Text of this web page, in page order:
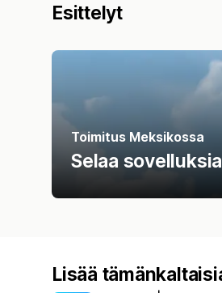
Esittelyt
Toimitus Meksikossa
Selaa
Lisää